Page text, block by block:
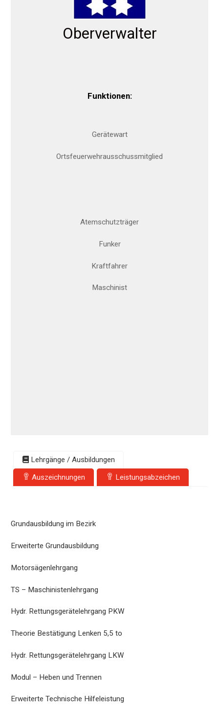
Oberverwalter
Funktionen:
Gerätewart
Ortsfeuerwehrausschussmitglied
Atemschutzträger
Funker
Kraftfahrer
Maschinist
Lehrgänge / Ausbildungen
Auszeichnungen
Leistungsabzeichen
Grundausbildung im Bezirk
Erweiterte Grundausbildung
Motorsägenlehrgang
TS – Maschinistenlehrgang
Hydr. Rettungsgerätelehrgang PKW
Theorie Bestätigung Lenken 5,5 to
Hydr. Rettungsgerätelehrgang LKW
Modul – Heben und Trennen
Erweiterte Technische Hilfeleistung